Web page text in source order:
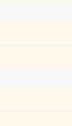
还是为自己报仇，
到不仅引起了蝙蝠
份为哥谭首富布鲁
每ri循规蹈矩的遵
，一切尘埃落定，
的早晨，准备上厕